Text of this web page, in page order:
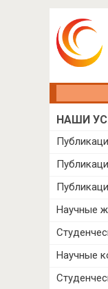
НАШИ
Научные
Научные